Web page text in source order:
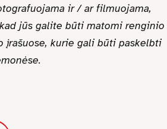
ir / ar filmuojama,
jūs galite būti matomi renginio
įrašuose, kurie gali būti paskelbti